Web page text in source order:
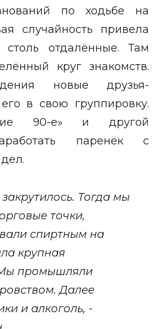
по ходьбе на
случайность привела
отдалённые. Там
круг знакомств.
новые друзья-
в свою группировку.
90-е» и другой
паренёк с
Тогда мы
точки,
спиртным на
крупная
промышляли
Далее
и алкоголь, -